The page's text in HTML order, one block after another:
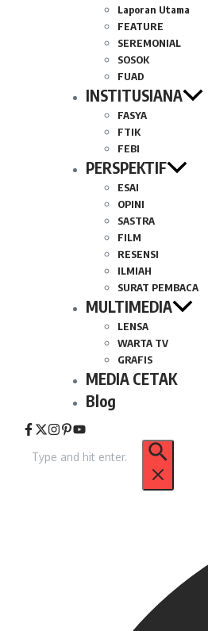
Laporan Utama
FEATURE
SEREMONIAL
SOSOK
FUAD
INSTITUSIANA
FASYA
FTIK
FEBI
PERSPEKTIF
ESAI
OPINI
SASTRA
FILM
RESENSI
ILMIAH
SURAT PEMBACA
MULTIMEDIA
LENSA
WARTA TV
GRAFIS
MEDIA CETAK
Blog
untuk: